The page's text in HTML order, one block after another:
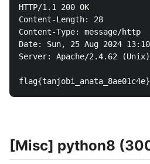
HTTP/1.1 200 OK
Content-Length: 28
Content-Type: message/http
Date: Sun, 25 Aug 2024
Server: Apache/2.4.62 (Unix)
[Misc] python8